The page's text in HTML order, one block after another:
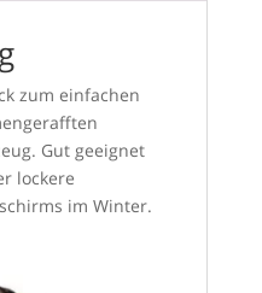
zum einfachen
Gut geeignet
lockere
im Winter.